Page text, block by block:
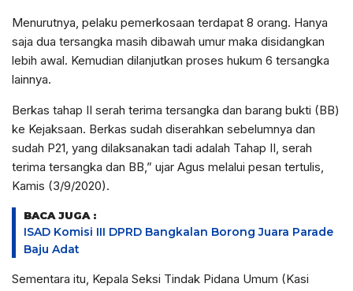
Menurutnya, pelaku pemerkosaan terdapat 8 orang. Hanya
saja dua tersangka masih dibawah umur maka disidangkan
lebih awal. Kemudian dilanjutkan proses hukum 6 tersangka
lainnya.
Berkas tahap II serah terima tersangka dan barang bukti (BB)
ke Kejaksaan. Berkas sudah diserahkan sebelumnya dan
sudah P21, yang dilaksanakan tadi adalah Tahap II, serah
terima tersangka dan BB,” ujar Agus melalui pesan tertulis,
Kamis (3/9/2020).
BACA JUGA :
ISAD Komisi III DPRD Bangkalan Borong Juara Parade
Baju Adat
Sementara itu, Kepala Seksi Tindak Pidana Umum (Kasi